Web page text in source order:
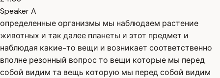
Speaker A
определенные организмы мы наблюдаем растение
животных и так далее планеты и этот предмет и
наблюдая какие-то вещи и возникает соответственно
вполне резонный вопрос то вещи которые мы перед
собой видим та вещь которую мы перед собой видим